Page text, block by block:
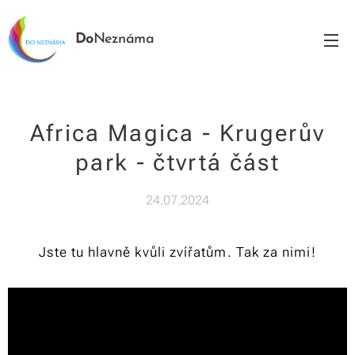
DoNeznáma
Africa Magica - Krugerův
park - čtvrtá část
24.07.2024
Jste tu hlavně kvůli zvířatům. Tak za nimi!